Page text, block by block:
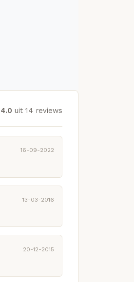
4.0 uit 14 reviews
16-09-2022
13-03-2016
20-12-2015